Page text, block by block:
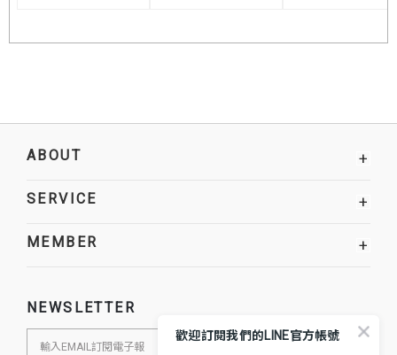
ABOUT +
SERVICE +
MEMBER +
NEWSLETTER
歡迎訂閱我們的LINE官方帳號